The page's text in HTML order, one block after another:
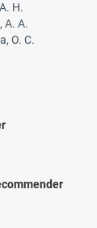
Н.
А. А.
О. С.